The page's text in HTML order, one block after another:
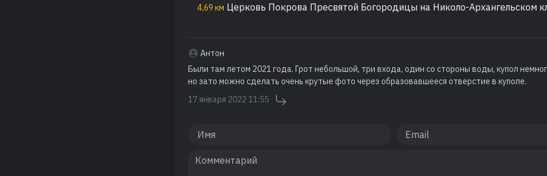
4,69 км Церковь Покрова Пресвятой Богородицы на Николо-Архангельском
Антон
Были там летом 2021 года. Грот небольшой, три входа, один со стороны воды, купол
но зато можно сделать очень крутые фото через образовавшееся отверстие в куполе.
17 января 2022 11:55